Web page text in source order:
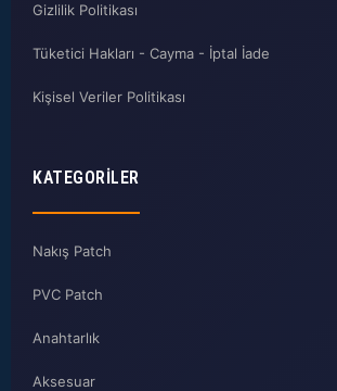
Gizlilik Politikası
Tüketici Hakları - Cayma - İptal İade
Kişisel Veriler Politikası
KATEGORILER
Nakış Patch
PVC Patch
Anahtarlık
Aksesuar